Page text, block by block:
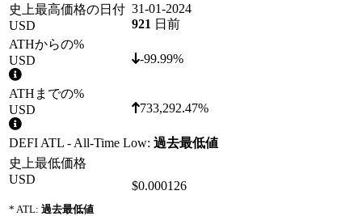
史上最高価格の日付
USD
31-01-2024
921 日前
ATHからの%
USD
-99.99%
ATHまでの%
USD
733,292.47%
DEFI ATL - All-Time Low: 過去最低値
史上最低価格
USD
* ATL: 過去最低値
$0.000126